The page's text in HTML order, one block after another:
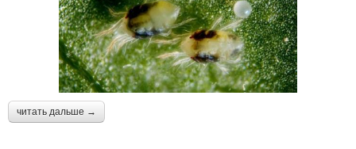
читать дальше →